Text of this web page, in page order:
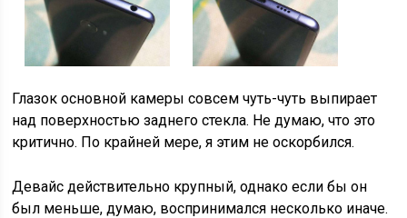
Глазок основной камеры совсем чуть-чуть выпирает
над поверхностью заднего стекла. Не думаю, что это
критично. По крайней мере, я этим не оскорбился.
Девайс действительно крупный, однако если бы он
был меньше, думаю, воспринимался несколько иначе.